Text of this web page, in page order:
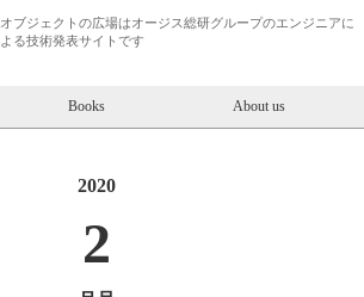
オブジェクトの広場はオージス総研グループのエンジニアに
よる技術発表サイトです
Books About us
2020
2